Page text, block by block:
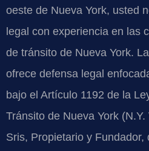
oeste de Nueva York, usted
legal con experiencia en las
de tránsito de Nueva York.
ofrece defensa legal
bajo el Artículo 1192 de la
Tránsito de Nueva York
Sris, Propietario y Fundador,